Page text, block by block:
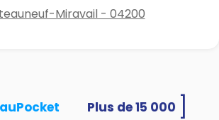
Miravail - 04200